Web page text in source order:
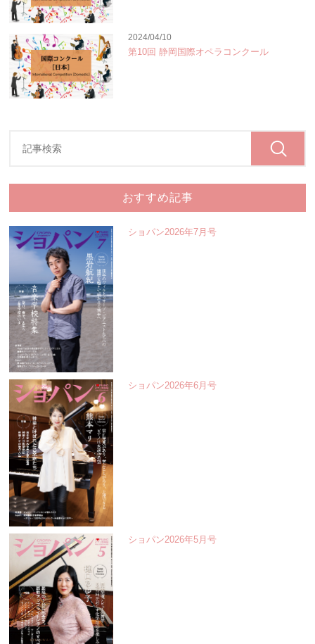
2024/04/10
第10回 静岡国際オペラコンクール
おすすめ記事
ショパン2026年7月号
ショパン2026年6月号
ショパン2026年5月号